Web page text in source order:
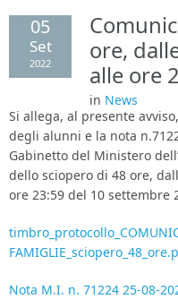
Area Genitori
Contatti e Orari
05
Set
2022
ore,
alle ore
in News
Si allega, al presente
degli alunni e la nota
Gabinetto del Ministero
dello sciopero di 48 ore,
ore 23:59 del 10 settembre
Nota M.I. n. 71224 25-08-